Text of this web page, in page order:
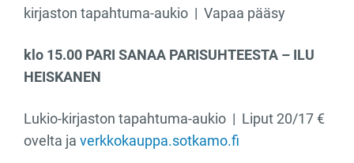
kirjaston tapahtuma-aukio | Vapaa pääsy
klo 15.00 PARI SANAA PARISUHTEESTA – ILU
HEISKANEN
Lukio-kirjaston tapahtuma-aukio | Liput 20/17 €
ovelta ja verkkokauppa.sotkamo.fi